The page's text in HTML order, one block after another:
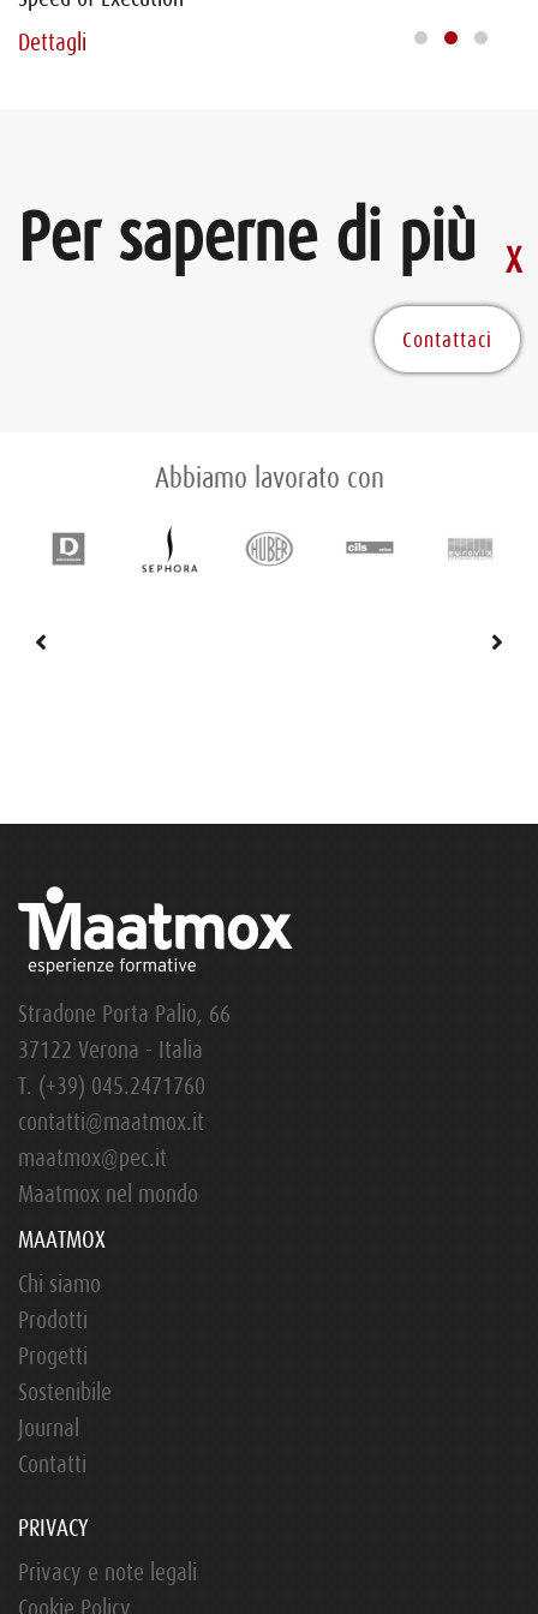
Dettagli
Per saperne di più
Contattaci
Abbiamo lavorato con
Stradone Porta Palio, 66
37122 Verona - Italia
T. (+39) 045.2471760
contatti@maatmox.it
maatmox@pec.it
Maatmox nel mondo
MAATMOX
Chi siamo
Prodotti
Progetti
Sostenibile
Journal
Contatti
PRIVACY
Privacy e note legali